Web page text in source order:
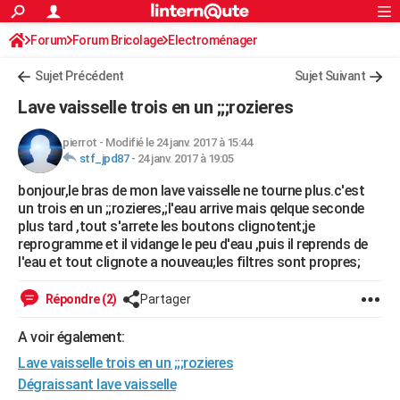
ACTUALITÉS
Politique
Société
Faits Divers
Education
Monde
Villes
+
FINANCE
Retraite
Impôts
Epargne
Immobilier
Risques naturels par ville
Banque
Assurance
Crédit
AUTO
Essais
Réserver un essai
Citadines
Berlines
SUV
Forum auto
+HIGH-TECH
Mobiles
Meilleur smartphone
Internet
Ordinateurs
Jeux vidéo
Guide high-tech
+BRICOLAGE
Forum
Aménagement intérieur
Extérieur
Cuisine
Salle de bains
Jardinage
Rangement
Guides de France
Escapades
Patrimoine
Expositions
Musées
Week-end nature
Art de vivre
Bien-être
Loisirs
Mode
Modes de vie
Alimentation
Guide de la santé
Maladies
Médicaments
Sommeil
VOYAGE
S'inscrire
Connexion
Forum Forum Bricolage Electroménager
Sujet Précédent Sujet Suivant
Lave vaisselle trois en un ;;;rozieres
pierrot - Modifié le 24 janv. 2017 à 15:44
stf_jpd87- 24 janv. 2017 à 19:05
bonjour,le bras de mon lave vaisselle ne tourne plus.c'est
un trois en un ;;rozieres,;l'eau arrive mais qelque seconde
plus tard ,tout s'arrete les boutons clignotent;je
reprogramme et il vidange le peu d'eau ,puis il reprends de
l'eau et tout clignote a nouveau;les filtres sont propres;
Répondre (2) Partager
A voir également:
Lave vaisselle trois en un ;;;rozieres
Dégraissant lave vaisselle